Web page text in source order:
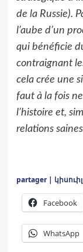
de la Russie).
l’aube d’un
qui bénéficie
contraignant
cela crée une
faut à la fois
l’histoire et,
relations
partager | կիսուիլ
Facebook
WhatsApp